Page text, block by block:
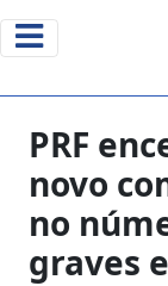
PRF
novo
no
graves